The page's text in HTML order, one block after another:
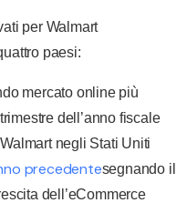
per Walmart
paesi:
mercato online più
dell’anno fiscale
negli Stati Uniti
precedentesegnando il
dell’eCommerce